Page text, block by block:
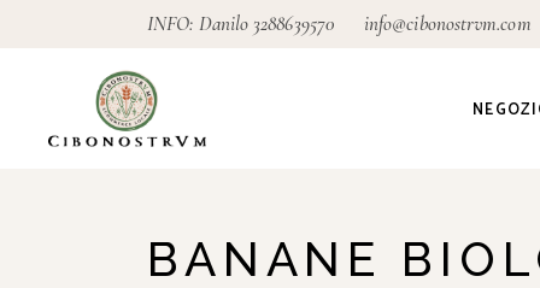
INFO: Danilo 3288639570 info@cibonostrvm.com
BANANE